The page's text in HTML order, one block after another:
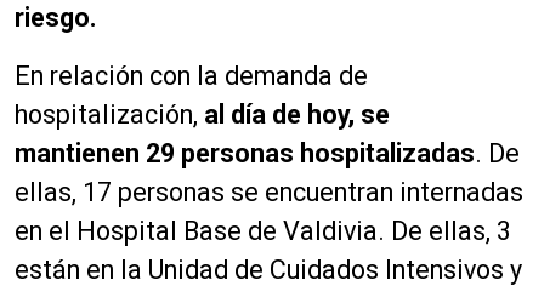
riesgo.
En relación con la demanda de
hospitalización, al día de hoy, se
mantienen 29 personas hospitalizadas. De
ellas, 17 personas se encuentran internadas
en el Hospital Base de Valdivia. De ellas, 3
están en la Unidad de Cuidados Intensivos y